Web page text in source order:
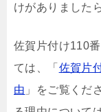
けがありました
佐賀片付け110
ては、「 佐賀片
由 」をご覧くだ